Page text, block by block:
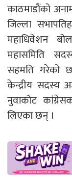
काठमाडौंको
जिल्ला
महाधिवेशन
महासमिति
सहमति गरेको
केन्द्रीय सदस्य
नुवाकोट
लिएका छन् ।